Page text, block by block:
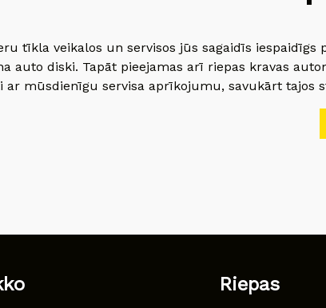
tīkla veikalos un servisos jūs sagaidīs
auto diski. Tapāt pieejamas arī riepas kravas
ar mūsdienīgu servisa aprīkojumu, savukārt tajos
Riepas